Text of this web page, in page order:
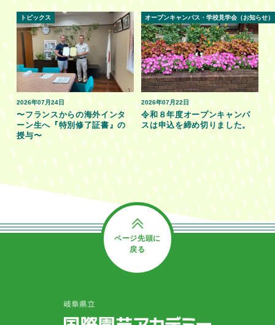
2026年07月24日
トピックス
〜フランスからの海外インタ
ーン生へ『特別修了証書』の
授与〜
2026年07月22日
オープンキャンパス・学校見学会（お知らせ）
令和８年度オープンキャンパ
スは申込を締め切りました。
ページ先頭に
戻る